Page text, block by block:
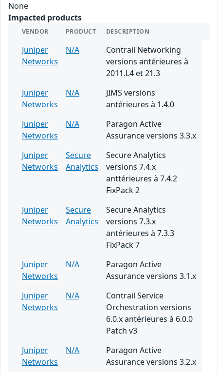
None
Impacted products
VENDOR PRODUCT DESCRIPTION
Juniper
Networks
N/A
Contrail Networking
versions antérieures à
2011.L4 et 21.3
Juniper
Networks
N/A
JIMS versions
antérieures à 1.4.0
Juniper
Networks
N/A
Paragon Active
Assurance versions 3.3.x
Juniper
Networks
Secure
Analytics
Secure Analytics
versions 7.4.x
anttérieures à 7.4.2
FixPack 2
Juniper
Networks
Secure
Analytics
Secure Analytics
versions 7.3.x
antérieures à 7.3.3
FixPack 7
Juniper
Networks
N/A
Paragon Active
Assurance versions 3.1.x
Juniper
Networks
N/A
Contrail Service
Orchestration versions
6.0.x antérieures à 6.0.0
Patch v3
Juniper
Networks
N/A
Paragon Active
Assurance versions 3.2.x